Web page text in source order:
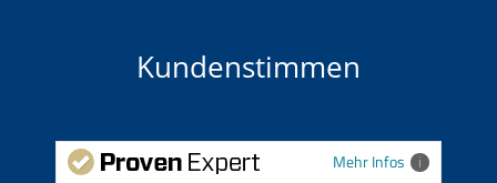
Kundenstimmen
Mehr Infos